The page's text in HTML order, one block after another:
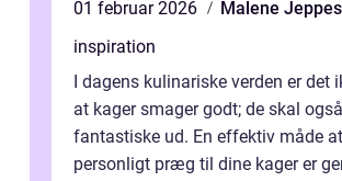
01 februar 2026
Malene
inspiration
I dagens kulinariske verden er det
at kager smager godt; de skal
fantastiske ud. En effektiv måde
personligt præg til dine kager er